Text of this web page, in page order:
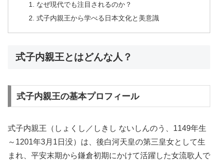
なぜ現代でも注目されるのか？
式子内親王から学べる日本文化と美意識
式子内親王とはどんな人？
式子内親王の基本プロフィール
式子内親王（しょくし／しきし ないしんのう、1149年生
～1201年3月1日没）は、後白河天皇の第三皇女として生
まれ、平安末期から鎌倉初期にかけて活躍した女流歌人で